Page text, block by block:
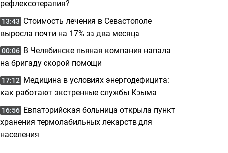
рефлексотерапия?
13:43 Стоимость лечения в Севастополе
выросла почти на 17% за два месяца
00:06 В Челябинске пьяная компания напала
на бригаду скорой помощи
17:12 Медицина в условиях энергодефицита:
как работают экстренные службы Крыма
16:56 Евпаторийская больница открыла пункт
хранения термолабильных лекарств для
населения